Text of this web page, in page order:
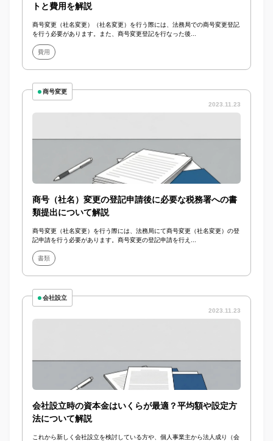
トと費用を解説
商号変更（社名変更）（社名変更）を行う際には、法務局での商号変更登記
を行う必要があります。また、商号変更登記を行なった後...
費用
商号変更
2023.11.23
商号（社名）変更の登記申請後に必要な税務署への書
類提出について解説
商号変更（社名変更）を行う際には、法務局にて商号変更（社名変更）の登
記申請を行う必要があります。商号変更の登記申請を行え...
書類
会社設立
2023.11.23
会社設立時の資本金はいくらが最適？平均額や設定方
法について解説
これから新しく会社設立を検討している方や、個人事業主から法人成り（会